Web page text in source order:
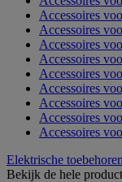
Accessoires
Accessoires
Accessoires
Accessoires
Accessoires
Accessoires
Accessoires
Accessoires
Accessoires
Elektrische
Bekijk de hele